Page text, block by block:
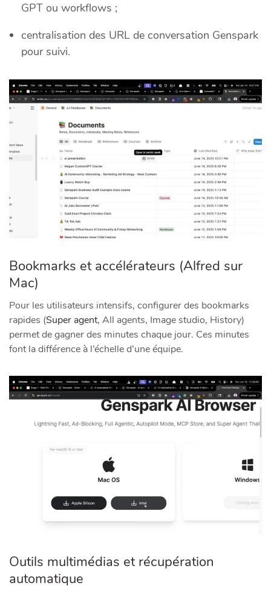
GPT ou workflows ;
centralisation des URL de conversation Genspark
pour suivi.
Bookmarks et accélérateurs (Alfred sur
Mac)
Pour les utilisateurs intensifs, configurer des bookmarks
rapides (Super agent, All agents, Image studio, History)
permet de gagner des minutes chaque jour. Ces minutes
font la différence à l’échelle d’une équipe.
Outils multimédias et récupération
automatique